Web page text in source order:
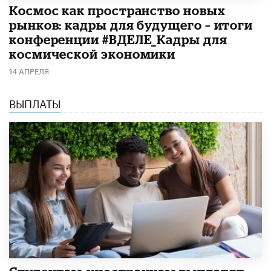
Космос как пространство новых
рынков: кадры для будущего – итоги
конференции #ВДЕЛЕ_Кадры для
космической экономики
14 АПРЕЛЯ
ВЫПЛАТЫ